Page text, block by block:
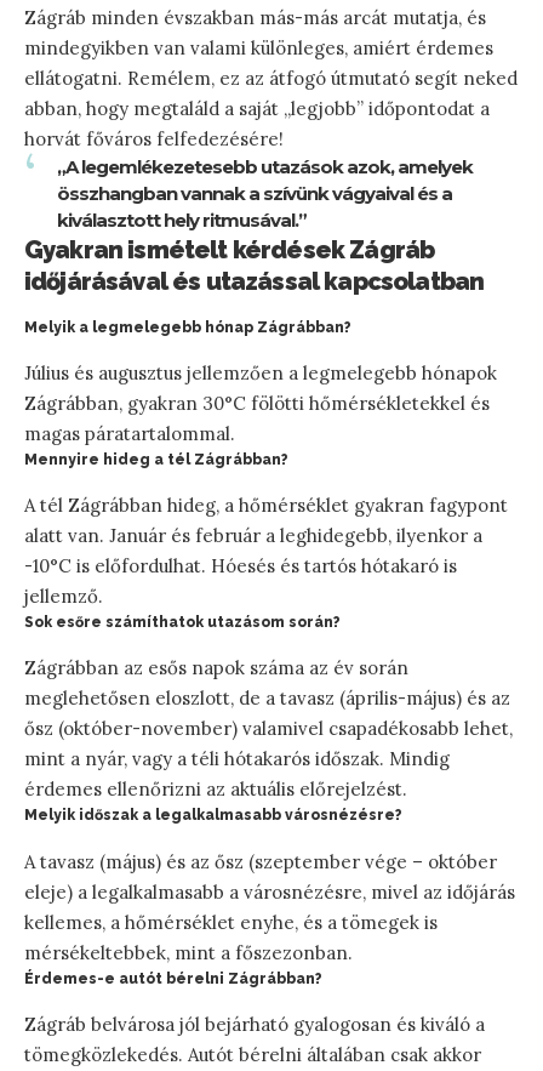
Zágráb minden évszakban más-más arcát mutatja, és
mindegyikben van valami különleges, amiért érdemes
ellátogatni. Remélem, ez az átfogó útmutató segít neked
abban, hogy megtaláld a saját „legjobb” időpontodat a
horvát főváros felfedezésére!
„A legemlékezetesebb utazások azok, amelyek
összhangban vannak a szívünk vágyaival és a
kiválasztott hely ritmusával.”
Gyakran ismételt kérdések Zágráb
időjárásával és utazással kapcsolatban
Melyik a legmelegebb hónap Zágrábban?
Július és augusztus jellemzően a legmelegebb hónapok
Zágrábban, gyakran 30°C fölötti hőmérsékletekkel és
magas páratartalommal.
Mennyire hideg a tél Zágrábban?
A tél Zágrábban hideg, a hőmérséklet gyakran fagypont
alatt van. Január és február a leghidegebb, ilyenkor a
-10°C is előfordulhat. Hóesés és tartós hótakaró is
jellemző.
Sok esőre számíthatok utazásom során?
Zágrábban az esős napok száma az év során
meglehetősen eloszlott, de a tavasz (április-május) és az
ősz (október-november) valamivel csapadékosabb lehet,
mint a nyár, vagy a téli hótakarós időszak. Mindig
érdemes ellenőrizni az aktuális előrejelzést.
Melyik időszak a legalkalmasabb városnézésre?
A tavasz (május) és az ősz (szeptember vége – október
eleje) a legalkalmasabb a városnézésre, mivel az időjárás
kellemes, a hőmérséklet enyhe, és a tömegek is
mérsékeltebbek, mint a főszezonban.
Érdemes-e autót bérelni Zágrábban?
Zágráb belvárosa jól bejárható gyalogosan és kiváló a
tömegközlekedés. Autót bérelni általában csak akkor